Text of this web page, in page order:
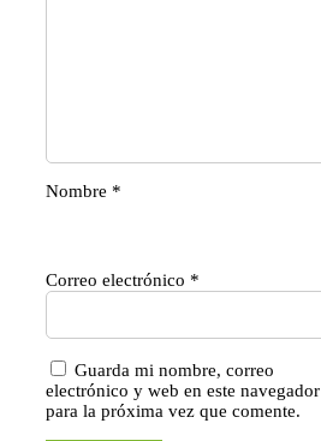
Nombre *
Correo electrónico *
Guarda mi nombre, correo
electrónico y web en este navegador
para la próxima vez que comente.